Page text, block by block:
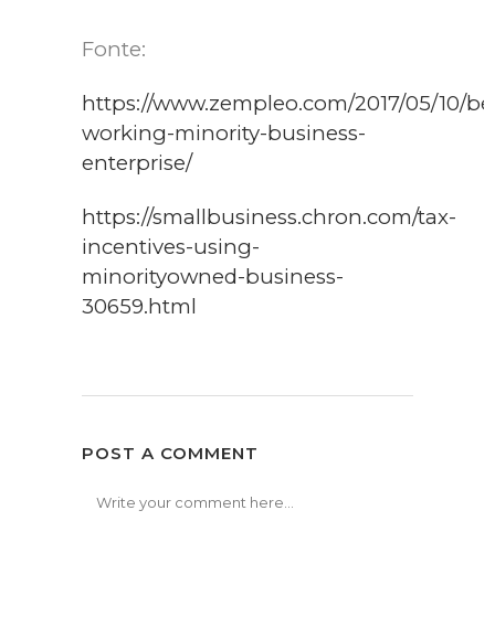
Fonte:
https://www.zempleo.com/2017/05/10/
working-minority-business-
enterprise/
https://smallbusiness.chron.com/tax-
incentives-using-
minorityowned-business-
30659.html
POST A COMMENT